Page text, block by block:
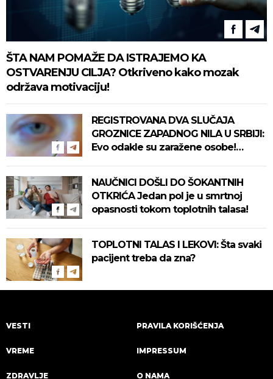
ŠTA NAM POMAŽE DA ISTRAJEMO KA
OSTVARENJU CILJA? Otkriveno kako mozak
održava motivaciju!
REGISTROVANA DVA SLUČAJA
GROZNICE ZAPADNOG NILA U SRBIJI:
Evo odakle su zaražene osobe!
NAUČNICI DOŠLI DO ŠOKANTNIH
OTKRIĆA Jedan pol je u smrtnoj
opasnosti tokom toplotnih talasa!
TOPLOTNI TALAS I LEKOVI: Šta svaki
pacijent treba da zna?
VESTI
VREME
ZDRAVLJE
PRAVILA KORIŠĆENJA
IMPRESSUM
O NAMA